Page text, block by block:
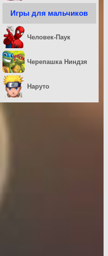
Игры для мальчиков
Человек-Паук
Черепашка Ниндзя
Наруто